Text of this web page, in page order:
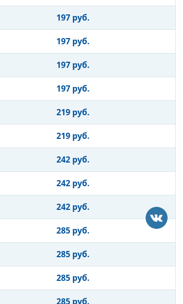
197 руб.
197 руб.
197 руб.
197 руб.
219 руб.
219 руб.
242 руб.
242 руб.
242 руб.
285 руб.
285 руб.
285 руб.
285 руб.